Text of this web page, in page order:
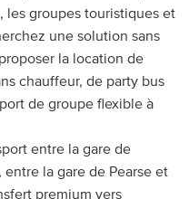
les groupes touristiques et
une solution sans
la location de
chauffeur, de party bus
de groupe flexible à
entre la gare de
la gare de Pearse et
premium vers